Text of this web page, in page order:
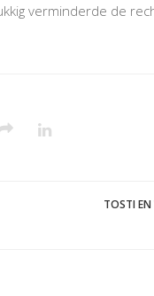
verminderde de
TOSTI EN